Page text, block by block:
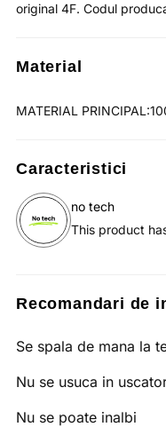
original 4F. Codul
Material
MATERIAL
Caracteristici
no tech
This product
Recomandari de
Se spala de mana la
Nu se usuca in
Nu se poate inalbi